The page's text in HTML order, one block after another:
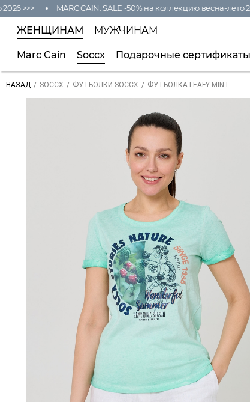
>>> MARC CAIN: SALE -50% на коллекцию весна-лето
ЖЕНЩИНАМ МУЖЧИНАМ
Marc Cain Soccx Подарочные сертификаты
НАЗАД / SOCCX / ФУТБОЛКИ SOCCX / ФУТБОЛКА LEAFY MINT